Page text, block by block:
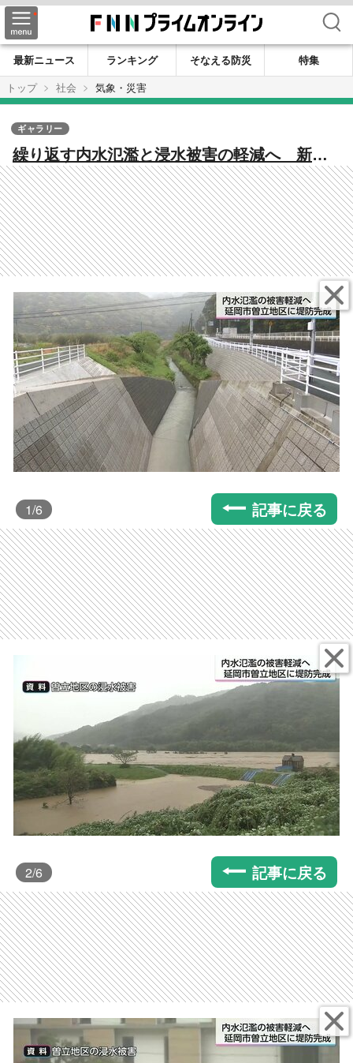
検索
最新ニュース ランキング そなえる防災
特集
トップ
社会 気象・災害
繰り返す内水氾濫と浸水被害の軽減へ 新た
な堤防とポンプが完成 延岡市北川町曽立地
区
ギャラリー
1/6 記事に戻る
2/6 記事に戻る